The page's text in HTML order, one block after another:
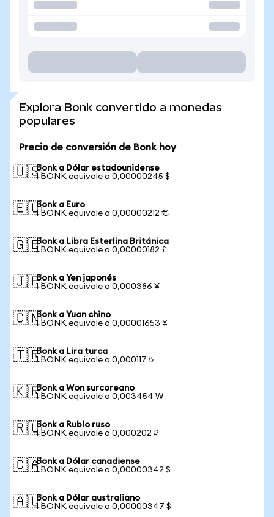
Explora Bonk convertido a monedas
populares
Precio de conversión de Bonk hoy
🇺🇸Bonk a Dólar estadounidense
1 BONK equivale a 0,00000245 $
🇪🇺Bonk a Euro
1 BONK equivale a 0,00000212 €
🇬🇧Bonk a Libra Esterlina Británica
1 BONK equivale a 0,00000182 £
🇯🇵Bonk a Yen japonés
1 BONK equivale a 0,000386 ¥
🇨🇳Bonk a Yuan chino
1 BONK equivale a 0,00001653 ¥
🇹🇷Bonk a Lira turca
1 BONK equivale a 0,000117 ₺
🇰🇷Bonk a Won surcoreano
1 BONK equivale a 0,003454 ₩
🇷🇺Bonk a Rublo ruso
1 BONK equivale a 0,000202 ₽
🇨🇦Bonk a Dólar canadiense
1 BONK equivale a 0,00000342 $
🇦🇺Bonk a Dólar australiano
1 BONK equivale a 0,00000347 $